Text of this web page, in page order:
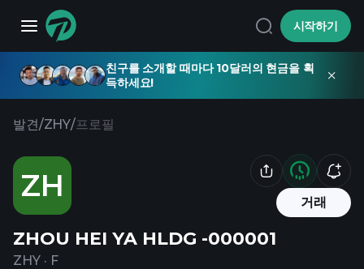
시작하기
친구를 소개할 때마다 10달러의 현금을 획
득하세요!
발견/ZHY/프로필
ZH 거래
ZHOU HEI YA HLDG -000001
ZHY · F